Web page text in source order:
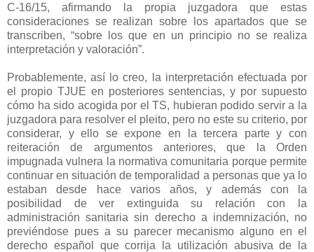
C-16/15, afirmando la propia juzgadora que estas
consideraciones se realizan sobre los apartados que se
transcriben, “sobre los que en un principio no se realiza
interpretación y valoración”.
Probablemente, así lo creo, la interpretación efectuada por
el propio TJUE en posteriores sentencias, y por supuesto
cómo ha sido acogida por el TS, hubieran podido servir a la
juzgadora para resolver el pleito, pero no este su criterio, por
considerar, y ello se expone en la tercera parte y con
reiteración de argumentos anteriores, que la Orden
impugnada vulnera la normativa comunitaria porque permite
continuar en situación de temporalidad a personas que ya lo
estaban desde hace varios años, y además con la
posibilidad de ver extinguida su relación con la
administración sanitaria sin derecho a indemnización, no
previéndose pues a su parecer mecanismo alguno en el
derecho español que corrija la utilización abusiva de la